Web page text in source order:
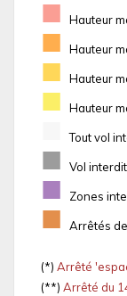
■ Hauteur
■ Hauteur
■ Hauteur
■ Hauteur
Tout vol
■ Vol
■ Zones
■ Arrêtés
(*) Arrêté
(**) Arrêté du